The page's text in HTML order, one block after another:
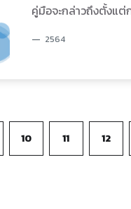
คู่มือจะกล่าวถึงตั้งแต่
2564
10 11 12